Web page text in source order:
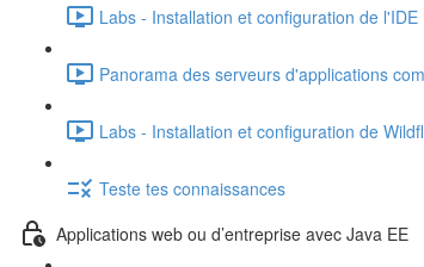
Labs - Installation et configuration de
Panorama des serveurs d'applications
Labs - Installation et configuration de
Teste tes connaissances
Applications web ou d’entreprise avec Java EE